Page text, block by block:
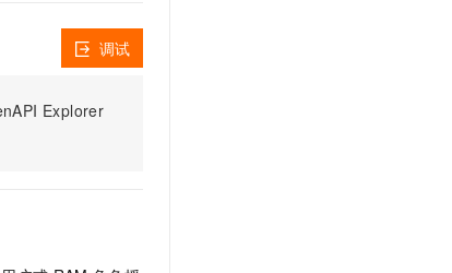
Explorer
调试
高效办公新体验
，让客服更高效、服务更出色。